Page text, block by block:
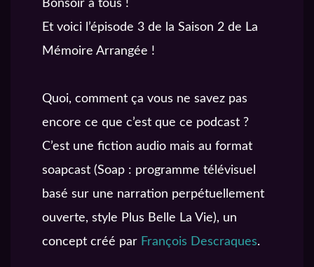
Bonsoir à tous !
Et voici l’épisode 3 de la Saison 2 de La
Mémoire Arrangée !
Quoi, comment ça vous ne savez pas
encore ce que c’est que ce podcast ?
C’est une fiction audio mais au format
soapcast (Soap : programme télévisuel
basé sur une narration perpétuellement
ouverte, style Plus Belle La Vie), un
concept créé par François Descraques.